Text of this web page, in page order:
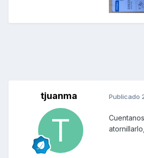
tjuanma Publicado